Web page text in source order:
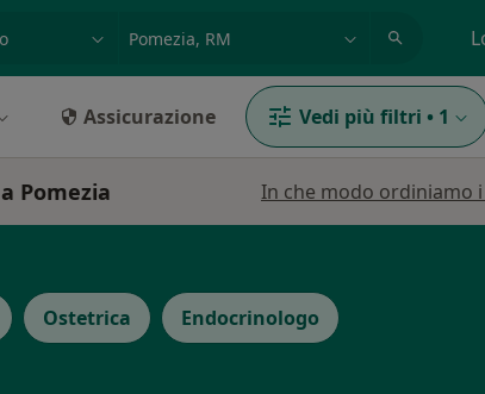
Assicurazione Vedi più filtri • 1
Pomezia In che modo ordiniamo
Ostetrica Endocrinologo